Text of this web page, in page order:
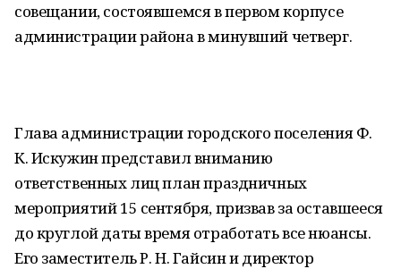
совещании, состоявшемся в первом корпусе
администрации района в минувший четверг.
Глава администрации городского поселения Ф.
К. Искужин представил вниманию
ответственных лиц план праздничных
мероприятий 15 сентября, призвав за оставшееся
до круглой даты время отработать все нюансы.
Его заместитель Р. Н. Гайсин и директор